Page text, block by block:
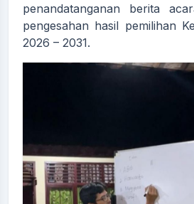
penandatanganan berita
pengesahan hasil pemilihan
2026 – 2031.